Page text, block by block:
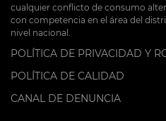
cualquier conflicto de consumo
con competencia en el área del
nivel nacional.
POLÍTICA DE PRIVACIDAD Y
POLÍTICA DE CALIDAD
CANAL DE DENUNCIA